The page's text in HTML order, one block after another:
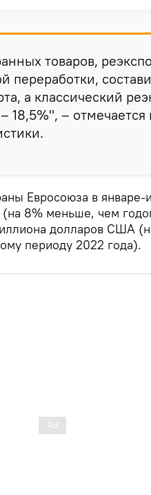
товаров,
переработки,
а классический
18,5%", – отмечается
Евросоюза в январе-
8% меньше, чем
долларов США
периоду 2022 года).